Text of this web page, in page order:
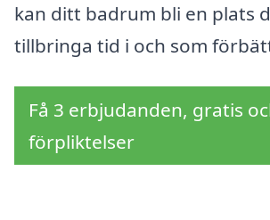
kan ditt badrum bli en plats
tillbringa tid i och som
Få 3 erbjudanden, gratis
förpliktelser